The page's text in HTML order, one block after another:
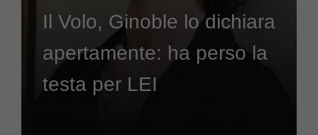
Il Volo, Ginoble lo dichiara
apertamente: ha perso la
testa per LEI